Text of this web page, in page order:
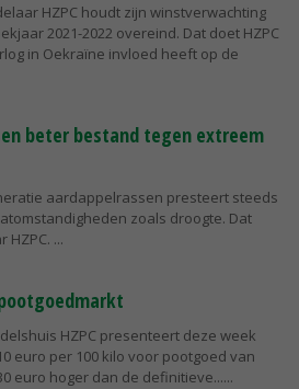
HZPC houdt zijn winstverwachting
2021-2022 overeind. Dat doet HZPC
in Oekraïne invloed heeft op de
beter bestand tegen extreem
aardappelrassen presteert steeds
zoals droogte. Dat
HZPC.
HZPC presenteert deze week
euro per 100 kilo voor pootgoed van
euro hoger dan de definitieve...